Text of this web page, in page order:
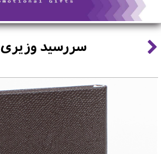
سررسید وزیری 108